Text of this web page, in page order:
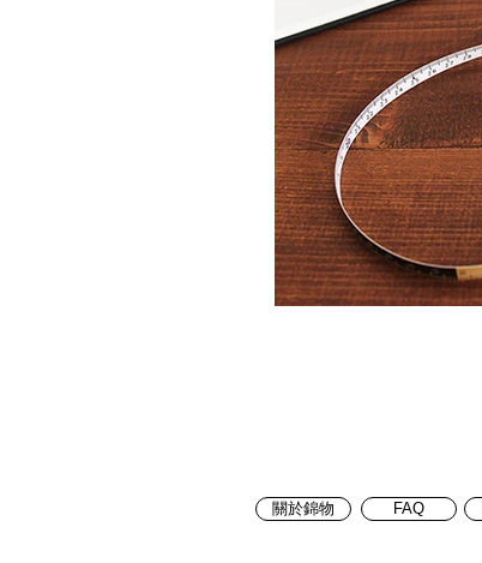
關於錦物 FAQ